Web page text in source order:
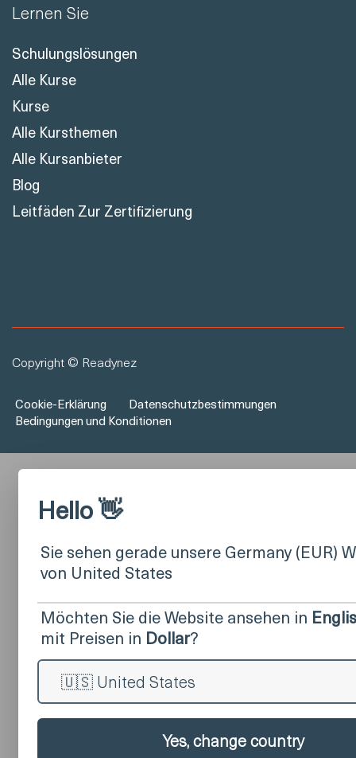
Lernen Sie
Schulungslösungen
Alle Kurse
Kurse
Alle Kursthemen
Alle Kursanbieter
Blog
Leitfäden Zur Zertifizierung
Copyright © Readynez
Cookie-Erklärung
Datenschutzbestimmungen
Bedingungen und Konditionen
Hello 👋
Sie sehen gerade unsere Germany (EUR)
von United States
Möchten Sie die Website ansehen in
mit Preisen in Dollar?
Yes, change country